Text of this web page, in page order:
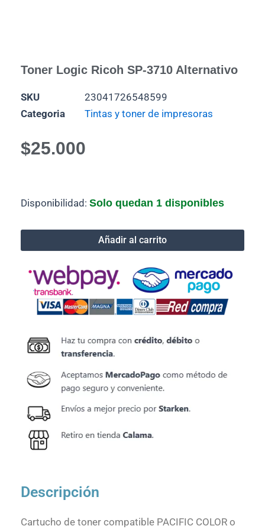
Toner Logic Ricoh SP-3710 Alternativo
SKU
23041726548599
Categoria
Tintas y toner de impresoras
$25.000
Disponibilidad: Solo quedan 1 disponibles
Toner
Logic
cantidad
Añadir al carrito
Descripción
Cartucho de toner compatible PACIFIC COLOR o